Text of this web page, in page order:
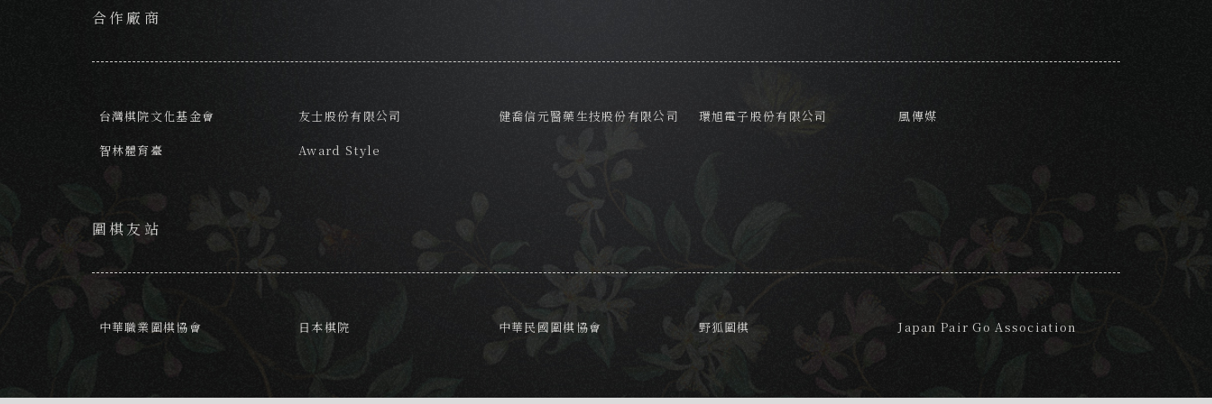
合作廠商
台灣棋院文化基金會 友士股份有限公司 健喬信元醫藥生技股份有限公司 環旭電子股份有限公司
風傳媒
智林體育臺
Award Style
圍棋友站
中華職業圍棋協會 日本棋院 中華民國圍棋協會 野狐圍棋 Japan Pair Go Association